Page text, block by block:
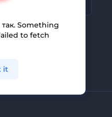
время
Something
to fetch
it